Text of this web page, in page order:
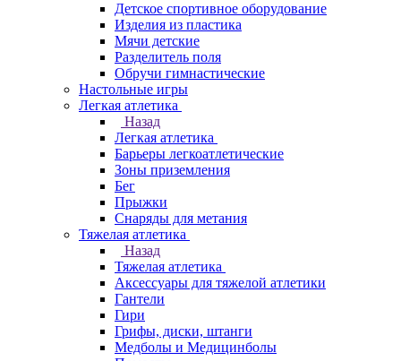
Детское спортивное оборудование
Изделия из пластика
Мячи детские
Разделитель поля
Обручи гимнастические
Настольные игры
Легкая атлетика
Назад
Легкая атлетика
Барьеры легкоатлетические
Зоны приземления
Бег
Прыжки
Снаряды для метания
Тяжелая атлетика
Назад
Тяжелая атлетика
Аксессуары для тяжелой атлетики
Гантели
Гири
Грифы, диски, штанги
Медболы и Медицинболы